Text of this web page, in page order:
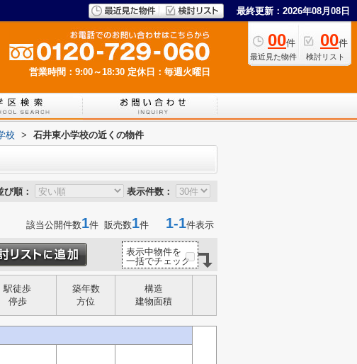
最終更新：2026年08月08日
00件
最近見た物件
00件
検討リスト
営業時間：9:00～18:30 定休日：毎週火曜日
校 > 石井東小学校の近くの物件
び順： 表示件数：
該当公開件数1件 販売数1件 1-1件表示
表示中物件を
一括でチェック
駅徒歩
停歩
築年数
方位
構造
建物面積